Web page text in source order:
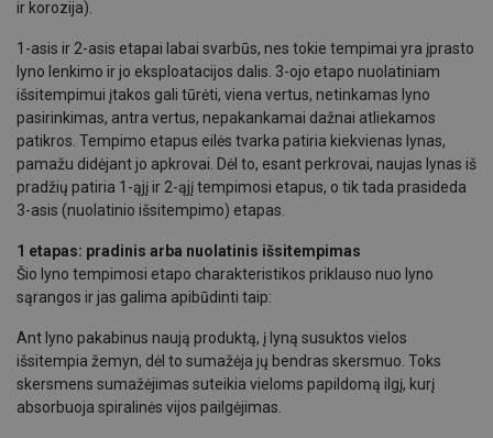
ir korozija).
1-asis ir 2-asis etapai labai svarbūs, nes tokie tempimai yra įprasto
lyno lenkimo ir jo eksploatacijos dalis. 3-ojo etapo nuolatiniam
išsitempimui įtakos gali tūrėti, viena vertus, netinkamas lyno
pasirinkimas, antra vertus, nepakankamai dažnai atliekamos
patikros. Tempimo etapus eilės tvarka patiria kiekvienas lynas,
pamažu didėjant jo apkrovai. Dėl to, esant perkrovai, naujas lynas iš
pradžių patiria 1-ąjį ir 2-ąjį tempimosi etapus, o tik tada prasideda
3-asis (nuolatinio išsitempimo) etapas.
1 etapas: pradinis arba nuolatinis išsitempimas
Šio lyno tempimosi etapo charakteristikos priklauso nuo lyno
sąrangos ir jas galima apibūdinti taip:
Ant lyno pakabinus naują produktą, į lyną susuktos vielos
išsitempia žemyn, dėl to sumažėja jų bendras skersmuo. Toks
skersmens sumažėjimas suteikia vieloms papildomą ilgį, kurį
absorbuoja spiralinės vijos pailgėjimas.